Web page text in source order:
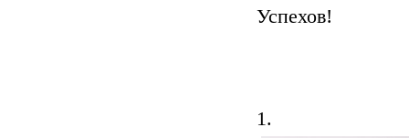
Успехов!
1.